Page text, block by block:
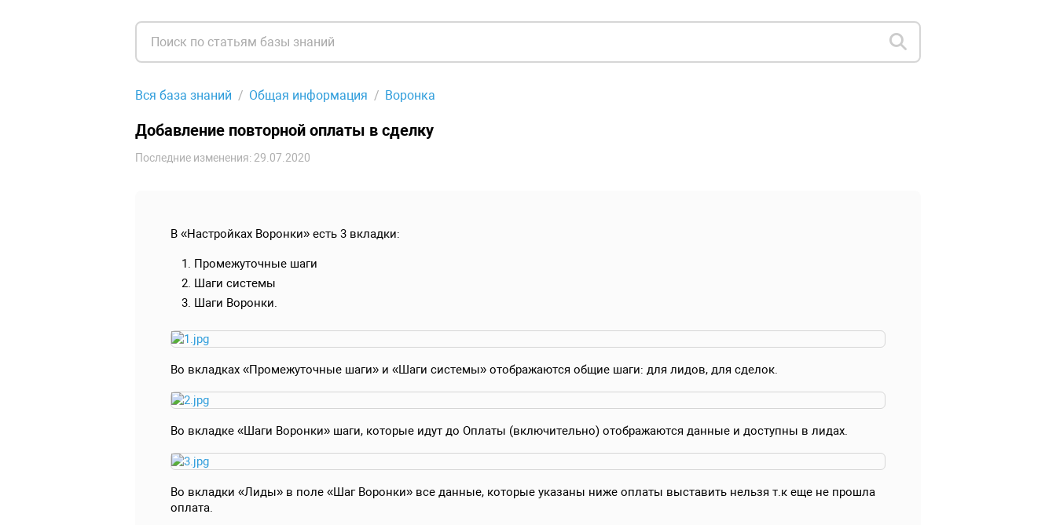
Вся база знаний Общая информация Воронка
Добавление повторной оплаты в сделку
Последние изменения: 29.07.2020
В «Настройках Воронки» есть 3 вкладки:
Промежуточные шаги
Шаги системы
Шаги Воронки.
Во вкладках «Промежуточные шаги» и «Шаги системы» отображаются общие шаги: для лидов, для сделок.
Во вкладке «Шаги Воронки» шаги, которые идут до Оплаты (включительно) отображаются данные и доступны в лидах.
Во вкладки «Лиды» в поле «Шаг Воронки» все данные, которые указаны ниже оплаты выставить нельзя т.к еще не прошла
оплата.